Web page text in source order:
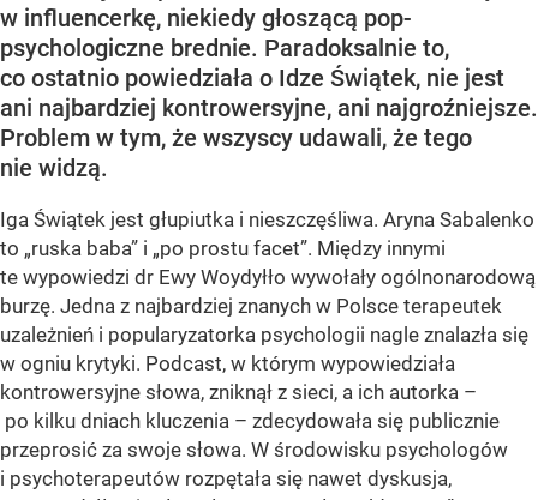
w influencerkę, niekiedy głoszącą pop-
psychologiczne brednie. Paradoksalnie to,
co ostatnio powiedziała o Idze Świątek, nie jest
ani najbardziej kontrowersyjne, ani najgroźniejsze.
Problem w tym, że wszyscy udawali, że tego
nie widzą.
Iga Świątek jest głupiutka i nieszczęśliwa. Aryna Sabalenko
to „ruska baba” i „po prostu facet”. Między innymi
te wypowiedzi dr Ewy Woydyłło wywołały ogólnonarodową
burzę. Jedna z najbardziej znanych w Polsce terapeutek
uzależnień i popularyzatorka psychologii nagle znalazła się
w ogniu krytyki. Podcast, w którym wypowiedziała
kontrowersyjne słowa, zniknął z sieci, a ich autorka –
po kilku dniach kluczenia – zdecydowała się publicznie
przeprosić za swoje słowa. W środowisku psychologów
i psychoterapeutów rozpętała się nawet dyskusja,